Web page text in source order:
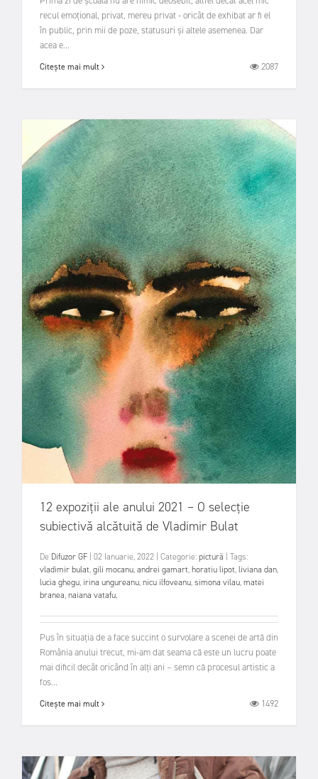
recul emoțional, privat, mereu privat - oricât de exhibat ar fi el
în public, prin mii de poze, statusuri și altele asemenea. Dar
acea e...
Citește mai mult 2087
12 expoziții ale anului 2021 – O selecție
subiectivă alcătuită de Vladimir Bulat
De Difuzor GF 02 Ianuarie, 2022 Categorie:pictură
Tags:
vladimir bulat,gili mocanu,andrei gamart,horatiu lipot,liviana dan,
lucia ghegu, irina ungureanu,nicu ilfoveanu,simona vilau,matei
branea,naiana vatafu,
Pus în situația de a face succint o survolare a scenei de artă din
România anului trecut, mi-am dat seama că este un lucru poate
mai dificil decât oricând în alți ani – semn că procesul artistic a
fos...
Citește mai mult 1492